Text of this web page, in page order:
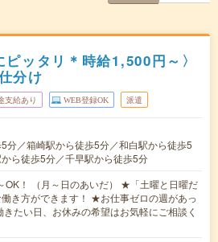
ピッタリ＊時給1,500円～〉
分け
支給あり WEB登録OK 派遣
分／箱崎駅から徒歩5分／和白駅から徒歩5
ら徒歩5分／千早駅から徒歩5分
OK！ （月～日のあいだ） ★「土曜と日曜だ
き方ができます！ ★お仕事ゼロの週があっ
たい日、お休みの希望はお気軽にご相談く